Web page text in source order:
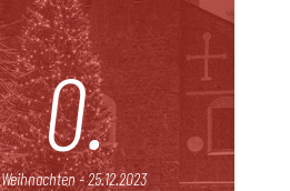
0.
Weihnachten - 25.12.2023